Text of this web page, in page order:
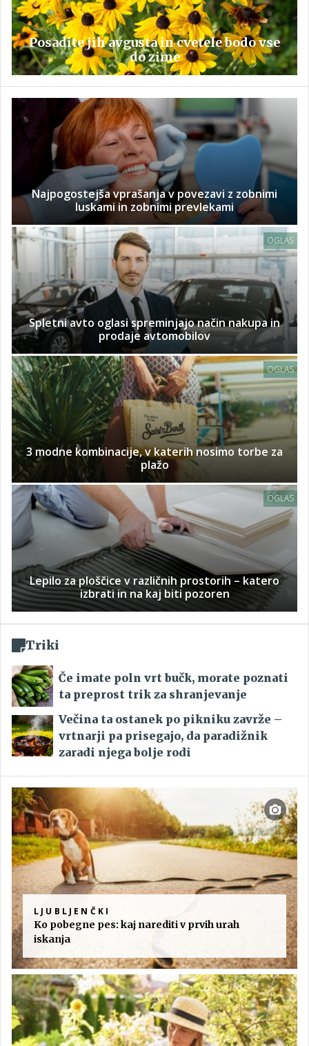
Posadite jih avgusta in cvetele bodo vse
do zime
Najpogostejša vprašanja v povezavi z zobnimi
luskami in zobnimi prevlekami
OGLAS
Spletni avto oglasi spreminjajo način nakupa in
prodaje avtomobilov
OGLAS
3 modne kombinacije, v katerih nosimo torbe za
plažo
OGLAS
Lepilo za ploščice v različnih prostorih – katero
izbrati in na kaj biti pozoren
Triki
Če imate poln vrt bučk, morate poznati
ta preprost trik za shranjevanje
Večina ta ostanek po pikniku zavrže –
vrtnarji pa prisegajo, da paradižnik
zaradi njega bolje rodi
LJUBLJENČKI
Ko pobegne pes: kaj narediti v prvih urah
iskanja